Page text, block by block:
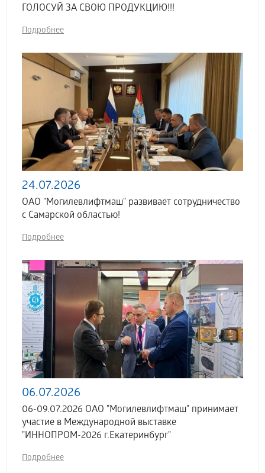
ГОЛОСУЙ ЗА СВОЮ ПРОДУКЦИЮ!!!
Подробнее
24.07.2026
ОАО "Могилевлифтмаш" развивает сотрудничество
с Самарской областью!
Подробнее
06.07.2026
06-09.07.2026 ОАО "Могилевлифтмаш" принимает
участие в Международной выставке
"ИННОПРОМ-2026 г.Екатеринбург"
Подробнее